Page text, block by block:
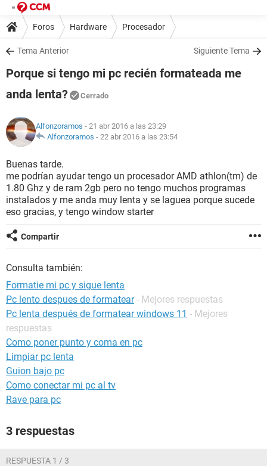
Foros Hardware Procesador
Tema Anterior Siguiente Tema
Porque si tengo mi pc recién formateada me
anda lenta?
Cerrado
Alfonzoramos - 21 abr 2016 a las 23:29
Alfonzoramos - 22 abr 2016 a las 23:54
Buenas tarde.
me podrían ayudar tengo un procesador AMD athlon(tm) de
1.80 Ghz y de ram 2gb pero no tengo muchos programas
instalados y me anda muy lenta y se laguea porque sucede
eso gracias, y tengo window starter
Compartir
Consulta también:
Formatie mi pc y sigue lenta
Pc lento despues de formatear - Mejores respuestas
Pc lenta después de formatear windows 11 - Mejores
respuestas
Como poner punto y coma en pc
Limpiar pc lenta
Guion bajo pc
Como conectar mi pc al tv
Rave para pc
3 respuestas
RESPUESTA 1 / 3